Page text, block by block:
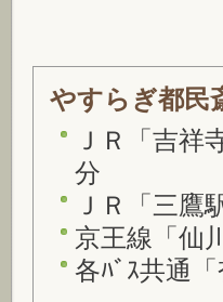
やすらぎ都民
ＪＲ「吉
分
ＪＲ「三
京王線「仙
各ﾊﾞｽ共通